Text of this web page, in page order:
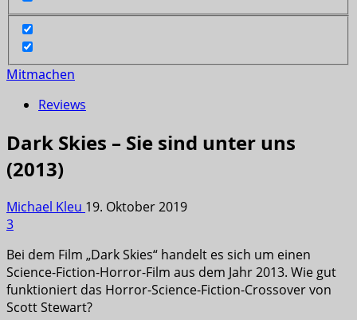
Mitmachen
Reviews
Dark Skies – Sie sind unter uns
(2013)
Michael Kleu 19. Oktober 2019
3
Bei dem Film „Dark Skies“ handelt es sich um einen
Science-Fiction-Horror-Film aus dem Jahr 2013. Wie gut
funktioniert das Horror-Science-Fiction-Crossover von
Scott Stewart?